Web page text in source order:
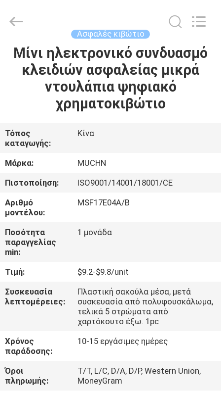
ΣΠΊΤΙ
ΠΡΟΪΌΝΤΑ
ΠΕΡΊΠΟΥ
ΕΜΕΊΣ
ΓΎΡΟΣ
ΕΡΓΟΣΤΑΣΊΩΝ
ΠΟΙΟΤΙΚΌΣ
ΈΛΕΓΧΟΣ
ΕΛΆΤΕ
ΣΕ
ΕΠΑΦΉ
ΕΙΔΉΣΕΙΣ
Rights
Ασφαλές κιβώτιο
Μίνι ηλεκτρονικό συνδυασμό
κλειδιών ασφαλείας μικρά
ντουλάπια ψηφιακό
χρηματοκιβώτιο
Τόπος
καταγωγής:
Κίνα
Μάρκα:
MUCHN
Πιστοποίηση:
ISO9001/14001/18001/CE
Αριθμό
μοντέλου:
MSF17E04A/B
Ποσότητα
παραγγελίας
min:
1 μονάδα
Τιμή:
$9.2-$9.8/unit
Συσκευασία
λεπτομέρειες:
Πλαστική σακούλα μέσα, μετά
συσκευασία από πολυφουσκάλωμα,
τελικά 5 στρώματα από
χαρτόκουτο έξω. 1pc
Χρόνος
παράδοσης:
10-15 εργάσιμες ημέρες
Όροι
πληρωμής:
T/T, L/C, D/A, D/P, Western Union,
MoneyGram